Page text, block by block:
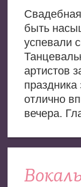
быть
успевали
артистов
отлично
вечера.